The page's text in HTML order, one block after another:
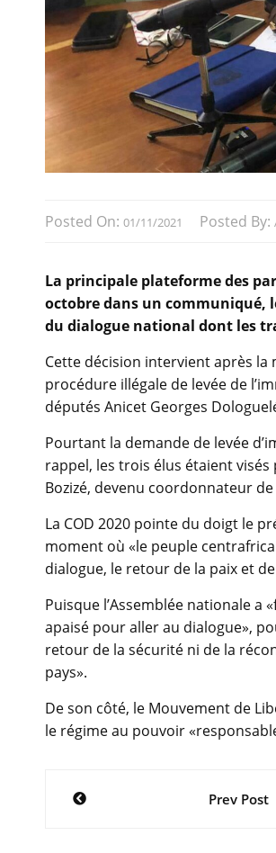
Posted On: 01/11/2021 Posted By:
La principale plateforme des
octobre dans un communiqué,
du dialogue national dont les
Cette décision intervient après
procédure illégale de levée de
députés Anicet Georges
Pourtant la demande de levée
rappel, les trois élus étaient
Bozizé, devenu coordonnateur
La COD 2020 pointe du doigt le
moment où «le peuple
dialogue, le retour de la paix et
Puisque l’Assemblée nationale a
apaisé pour aller au dialogue»,
retour de la sécurité ni de la
pays».
De son côté, le Mouvement de
le régime au pouvoir
NavigationPrev Post